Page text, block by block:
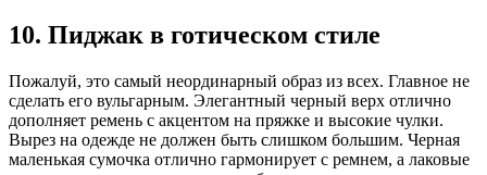
10. Пиджак в готическом стиле
Пожалуй, это самый неординарный образ из всех. Главное не
сделать его вульгарным. Элегантный черный верх отлично
дополняет ремень с акцентом на пряжке и высокие чулки.
Вырез на одежде не должен быть слишком большим. Черная
маленькая сумочка отлично гармонирует с ремнем, а лаковые